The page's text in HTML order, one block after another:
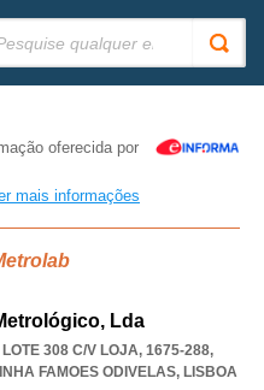
oferecida por
mais informações
Lda
308 C/V LOJA, 1675-288,
FAMOES ODIVELAS, LISBOA